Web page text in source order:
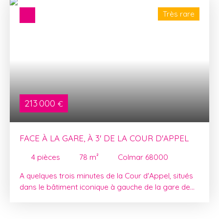
213 000 €
Très rare
FACE À LA GARE, À 3' DE LA COUR D'APPEL
4 pièces 78 m²
Colmar 68000
A quelques trois minutes de la Cour d'Appel, situés
dans le bâtiment iconique à gauche de la gare de